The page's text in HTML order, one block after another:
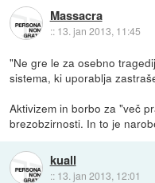
Massacra
:: 13. jan 2013, 11:45
"Ne gre le za osebno
sistema, ki uporablja
Aktivizem in borbo za "več
brezobzirnosti. In to je
kuall
:: 13. jan 2013, 12:01